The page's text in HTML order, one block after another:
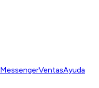
MessengerVentasAyuda